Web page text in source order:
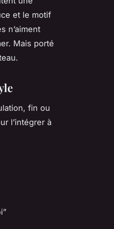
et le motif
n’aiment
Mais porté
fin ou
l’intégrer à